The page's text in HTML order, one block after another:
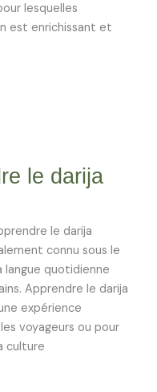
lesquelles
est enrichissant et
le darija
le darija
connu sous le
langue quotidienne
Apprendre le darija
expérience
voyageurs ou pour
culture